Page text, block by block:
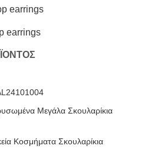
Μεγάλα Σκουλαρίκια
Κοσμήματα Σκουλαρίκια